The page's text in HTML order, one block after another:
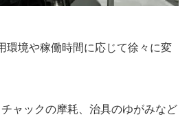
環境や稼働時間に応じて徐々に変
ャックの摩耗、治具のゆがみなど